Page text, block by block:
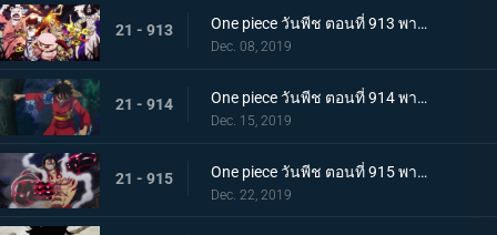
21 - 913 One piece วันพีช ตอนที่ 913 พากย์ไทย พ่ายแพ้อย่างหมดรูป ลมหายใจพิโรธของไคโด!
Dec. 08, 2019
21 - 914 One piece วันพีช ตอนที่ 914 พากย์ไทย การต่อสู้อันดุเดือด ลูฟี่ที่บุกเข้าใส่ปะทะไคโด
Dec. 15, 2019
21 - 915 One piece วันพีช ตอนที่ 915 พากย์ไทย การทำลายล้าง! ท่าไม้ตายเผด็จศึกอัสนีแปดทิศ!
Dec. 22, 2019